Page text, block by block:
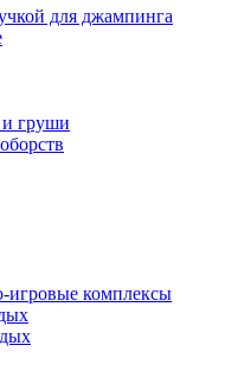
для джампинга
груши
игровые комплексы